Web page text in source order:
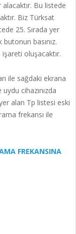
Bu listede
Biz Türksat
25. Sırada yer
basınız.
oluşacaktır.
ile sağdaki ekrana
cihazınızda
alan Tp listesi eski
frekansı ile
FREKANSINA